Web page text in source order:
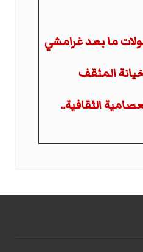
ما بعد غرامشي
المثقف
الثقافية..